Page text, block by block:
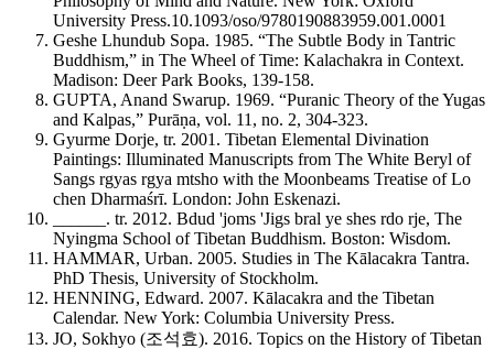
University Press.10.1093/oso/9780190883959.001.0001
Geshe Lhundub Sopa. 1985. “The Subtle Body in Tantric
Buddhism,” in The Wheel of Time: Kalachakra in Context.
Madison: Deer Park Books, 139-158.
GUPTA, Anand Swarup. 1969. “Puranic Theory of the Yugas
and Kalpas,” Purāṇa, vol. 11, no. 2, 304-323.
Gyurme Dorje, tr. 2001. Tibetan Elemental Divination
Paintings: Illuminated Manuscripts from The White Beryl of
Sangs rgyas rgya mtsho with the Moonbeams Treatise of Lo
chen Dharmaśrī. London: John Eskenazi.
______. tr. 2012. Bdud 'joms 'Jigs bral ye shes rdo rje, The
Nyingma School of Tibetan Buddhism. Boston: Wisdom.
HAMMAR, Urban. 2005. Studies in The Kālacakra Tantra.
PhD Thesis, University of Stockholm.
HENNING, Edward. 2007. Kālacakra and the Tibetan
Calendar. New York: Columbia University Press.
JO, Sokhyo (조석효). 2016. Topics on the History of Tibetan